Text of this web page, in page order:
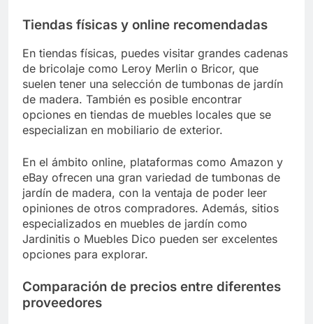
Tiendas físicas y online recomendadas
En tiendas físicas, puedes visitar grandes cadenas
de bricolaje como Leroy Merlin o Bricor, que
suelen tener una selección de tumbonas de jardín
de madera. También es posible encontrar
opciones en tiendas de muebles locales que se
especializan en mobiliario de exterior.
En el ámbito online, plataformas como Amazon y
eBay ofrecen una gran variedad de tumbonas de
jardín de madera, con la ventaja de poder leer
opiniones de otros compradores. Además, sitios
especializados en muebles de jardín como
Jardinitis o Muebles Dico pueden ser excelentes
opciones para explorar.
Comparación de precios entre diferentes
proveedores